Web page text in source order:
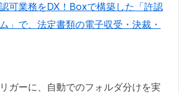
可業務をDX！Boxで構築した「許認
」で、法定書類の電子収受・決裁・
ガーに、自動でのフォルダ分けを実